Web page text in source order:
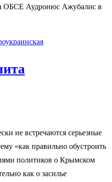
ОБСЕ Аудронюс Ажубалис в
не встречаются серьезные
«как правильно обустроить
политиков о Крымском
как о засилье